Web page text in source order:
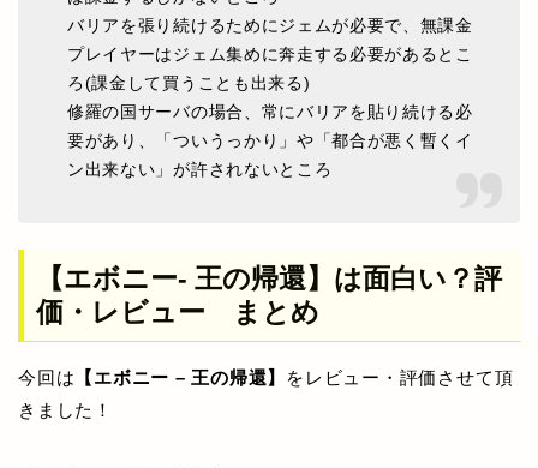
バリアを張り続けるためにジェムが必要で、無課金
プレイヤーはジェム集めに奔走する必要があるとこ
ろ(課金して買うことも出来る)
修羅の国サーバの場合、常にバリアを貼り続ける必
要があり、「ついうっかり」や「都合が悪く暫くイ
ン出来ない」が許されないところ
【エボニー- 王の帰還】は面白い？評
価・レビュー まとめ
今回は 【エボニー – 王の帰還】
をレビュー・評価させて頂
きました！